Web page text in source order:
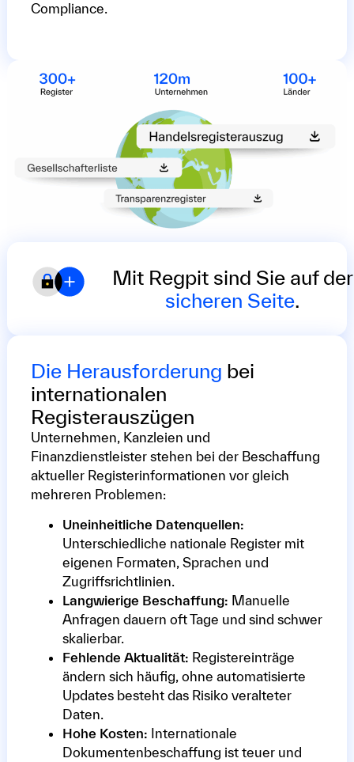
Compliance.
Mit Regpit sind Sie auf der
sicheren Seite.
Die Herausforderung bei
internationalen
Registerauszügen
Unternehmen, Kanzleien und
Finanzdienstleister stehen bei der Beschaffung
aktueller Registerinformationen vor gleich
mehreren Problemen:
Uneinheitliche Datenquellen:
Unterschiedliche nationale Register mit
eigenen Formaten, Sprachen und
Zugriffsrichtlinien.
Langwierige Beschaffung: Manuelle
Anfragen dauern oft Tage und sind schwer
skalierbar.
Fehlende Aktualität: Registereinträge
ändern sich häufig, ohne automatisierte
Updates besteht das Risiko veralteter
Daten.
Hohe Kosten: Internationale
Dokumentenbeschaffung ist teuer und